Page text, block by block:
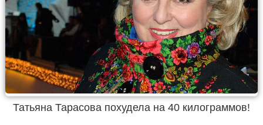
Татьяна Тарасова похудела на 40 килограммов!